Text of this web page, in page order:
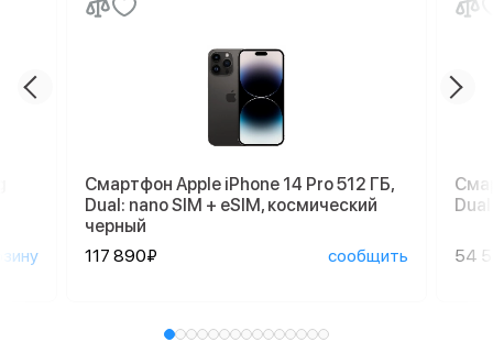
Смартфон Apple iPhone 14 Pro 512 ГБ,
Dual: nano SIM + eSIM, космический
черный
117 890₽
сообщить 54